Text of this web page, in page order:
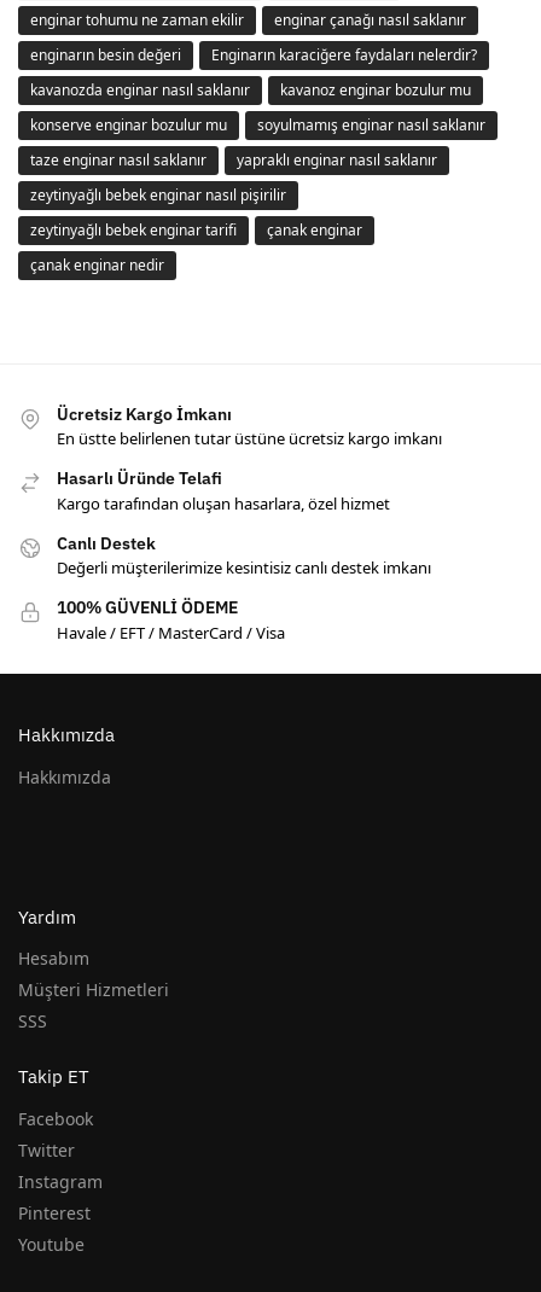
enginar tohumu ne zaman ekilir
enginar çanağı nasıl saklanır
enginarın besin değeri
Enginarın karaciğere faydaları nelerdir?
kavanozda enginar nasıl saklanır
kavanoz enginar bozulur mu
konserve enginar bozulur mu
soyulmamış enginar nasıl saklanır
taze enginar nasıl saklanır
yapraklı enginar nasıl saklanır
zeytinyağlı bebek enginar nasıl pişirilir
zeytinyağlı bebek enginar tarifi
çanak enginar
çanak enginar nedir
Ücretsiz Kargo İmkanı
En üstte belirlenen tutar üstüne ücretsiz kargo imkanı
Hasarlı Üründe Telafi
Kargo tarafından oluşan hasarlara, özel hizmet
Canlı Destek
Değerli müşterilerimize kesintisiz canlı destek imkanı
100% GÜVENLİ ÖDEME
Havale / EFT / MasterCard / Visa
Hakkımızda
Hakkımızda
Yardım
Hesabım
Müşteri Hizmetleri
SSS
Takip ET
Facebook
Twitter
Instagram
Pinterest
Youtube